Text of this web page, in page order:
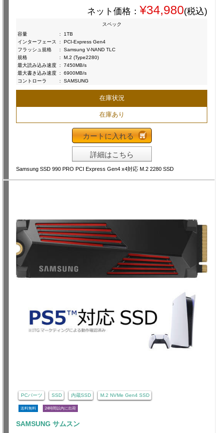
ネット価格： ¥34,980(税込)
スペック
容量
:
1TB
インターフェース
:
PCI-Express Gen4
フラッシュ規格
:
Samsung V-NAND TLC
規格
:
M.2 (Type2280)
最大読み込み速度 :
7450MB/s
最大書き込み速度 :
6900MB/s
コントローラ
: SAMSUNG
在庫状況
在庫あり
カートに入れる
詳細はこちら
Samsung SSD 990 PRO PCI Express Gen4 x4対応 M.2 2280 SSD
PCパーツ SSD 内蔵SSD M.2 NVMe Gen4 SSD
送料無料 24時間以内に出荷
SAMSUNG サムスン